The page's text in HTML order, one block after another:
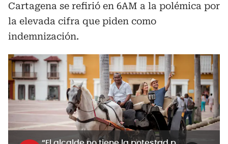
Cartagena se refirió en 6AM a la polémica por
la elevada cifra que piden como
indemnización.